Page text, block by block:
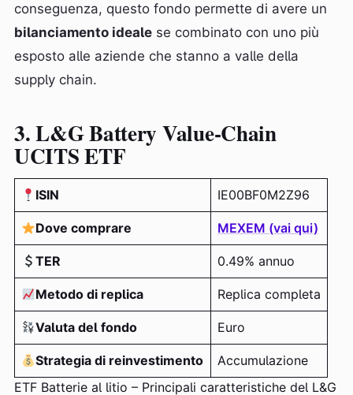
conseguenza, questo fondo permette di avere un
bilanciamento ideale se combinato con uno più
esposto alle aziende che stanno a valle della
supply chain.
3. L&G Battery Value-Chain
UCITS ETF
ISIN IE00BF0M2Z96
Dove comprare MEXEM (vai qui)
TER 0.49% annuo
Metodo di replica Replica completa
Valuta del fondo Euro
Strategia di reinvestimento
Accumulazione
ETF Batterie al litio – Principali caratteristiche del L&G